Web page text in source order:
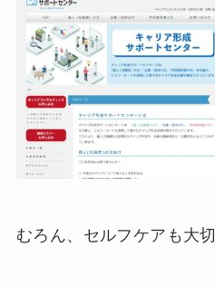
むろん、セルフケアも大切